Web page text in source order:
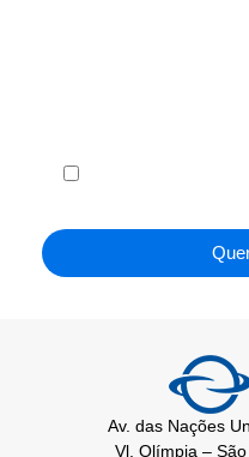
Av. das Nações
Vl. Olímpia –